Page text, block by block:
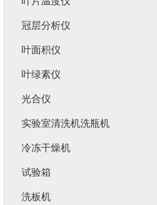
冠层分析仪
叶面积仪
叶绿素仪
光合仪
实验室清洗机洗瓶机
冷冻干燥机
试验箱
洗板机